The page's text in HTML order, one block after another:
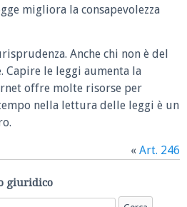
migliora la consapevolezza
Anche chi non è del
Capire le leggi aumenta la
offre molte risorse per
nella lettura delle leggi è un
« Art. 246
giuridico